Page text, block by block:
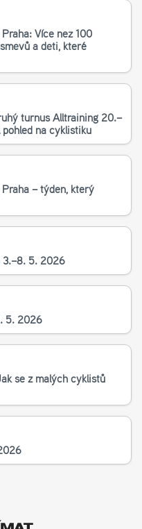
Více než 100
a děti, které
turnus Alltraining 20.–
na cyklistiku
– týden, který
3.–8. 5. 2026
5. 2026
se z malých cyklistů